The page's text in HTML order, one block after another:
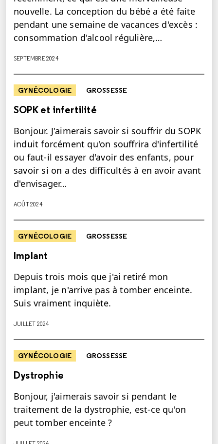
nouvelle. La conception du bébé a été faite
pendant une semaine de vacances d'excès :
consommation d'alcool régulière,…
SEPTEMBRE 2024
GYNÉCOLOGIE GROSSESSE
SOPK et infertilité
Bonjour. J'aimerais savoir si souffrir du SOPK
induit forcément qu'on souffrira d'infertilité
ou faut-il essayer d'avoir des enfants, pour
savoir si on a des difficultés à en avoir avant
d'envisager…
AOÛT 2024
GYNÉCOLOGIE GROSSESSE
Implant
Depuis trois mois que j'ai retiré mon
implant, je n'arrive pas à tomber enceinte.
Suis vraiment inquiète.
JUILLET 2024
GYNÉCOLOGIE GROSSESSE
Dystrophie
Bonjour, j'aimerais savoir si pendant le
traitement de la dystrophie, est-ce qu'on
peut tomber enceinte ?